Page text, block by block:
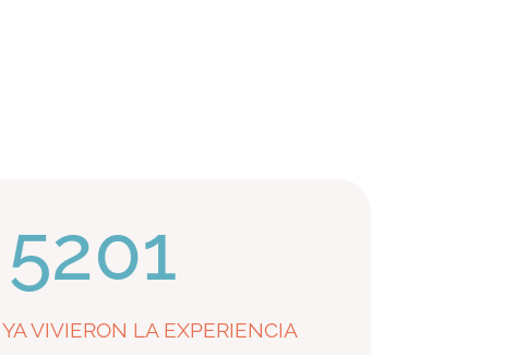
5201
VIVIERON LA EXPERIENCIA